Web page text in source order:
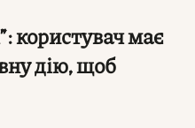
користувач має
дію, щоб